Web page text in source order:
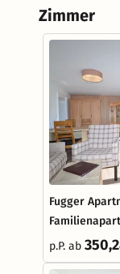
Zimmer
Fugger
p.P. ab